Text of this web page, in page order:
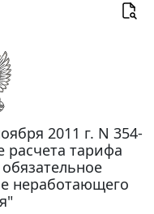
2011 г. N 354-
тарифа
неработающего